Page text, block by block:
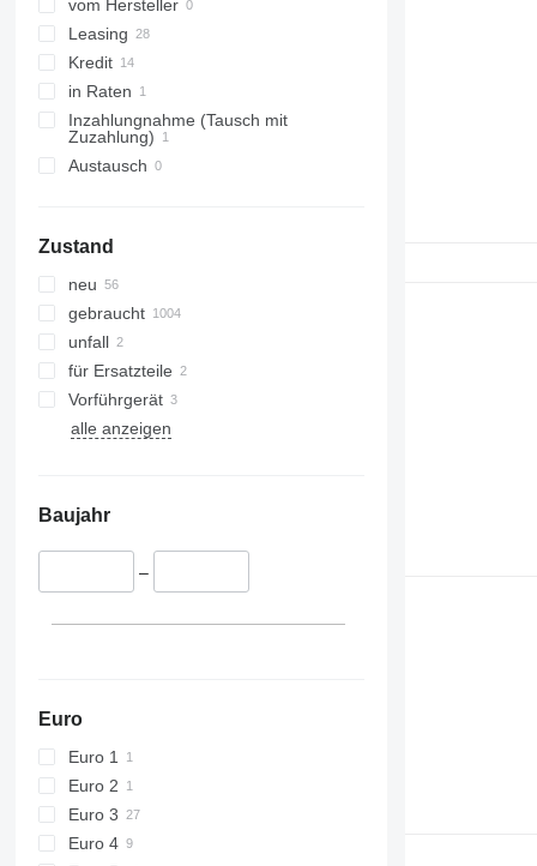
325
326
329
330
336
340
365
374
390
395
416
420
428
430
907
908
910
914
JS
JZ
NXT
S-Series
TM
VMT
vom Hersteller
Leasing
Kredit
in Raten
Inzahlungnahme (Tausch mit
Zuzahlung)
Austausch
Zustand
neu
gebraucht
unfall
für Ersatzteile
Vorführgerät
alle anzeigen
Baujahr
–
Euro
Euro 1
Euro 2
Euro 3
Euro 4